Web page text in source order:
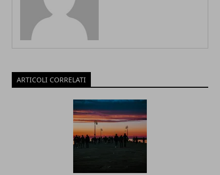
ARTICOLI CORRELATI